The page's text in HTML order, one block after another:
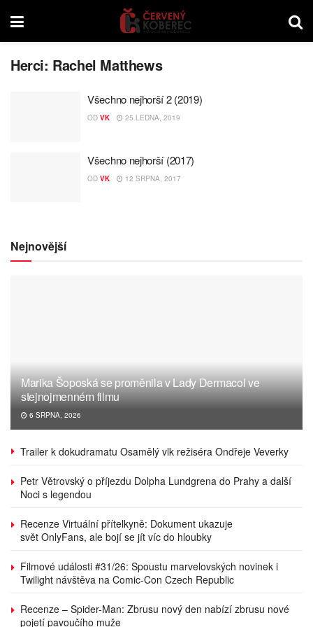
Herci: Rachel Matthews
Všechno nejhorší 2 (2019)
OD VK 25 LEDNA, 2019
Všechno nejhorší (2017)
OD VK 12 SRPNA, 2017
Nejnovější
Marika Šoposká se proměnila v Lady Dermacol ve
stejnojmenném filmu
6 SRPNA, 2026
Trailer k dokudramatu Osamělý vlk režiséra Ondřeje Veverky
Petr Větrovský o příjezdu Dolpha Lundgrena do Prahy a další
Noci s legendou
Recenze Virtuální přítelkyně: Dokument ukazuje
svět OnlyFans, ale bojí se jít víc do hloubky
Filmové události #31/26: Spoustu marvelovských novinek i
Twilight návštěva na Comic-Con Czech Republic
Recenze – Spider-Man: Zbrusu nový den nabízí zbrusu nové
pojetí pavoučího muže